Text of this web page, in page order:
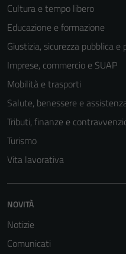
Cultura e tempo libero
Educazione e formazione
Giustizia, sicurezza pubblica
Imprese, commercio e SUAP
Mobilità e trasporti
Salute, benessere e
Tributi, finanze e
Turismo
Vita lavorativa
NOVITÀ
Notizie
Comunicati